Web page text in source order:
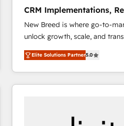
2️⃣ AIエージェント組織構築 営業・マーケティング業務
の一部をAIが自律実行する組織
Breeze・Claude等をHubSpot
運用ルール・成果指標まで含めて設
DX × AI推進のPMO伴走支援 複
革を、構想から実装・定着まで
定の代行ではなく、設計の責任
計・構築：リード獲得・CVR・
計・導線設計・テンプレート
CRM Implementations,
Demand Gen
New Breed is where go-to-
unlock growth, scale, and
companies activate
customer platform and
Loop Marketing framework
services, smart agents, and
buyer journey for clean data,
Elite Solutions Partner5.0